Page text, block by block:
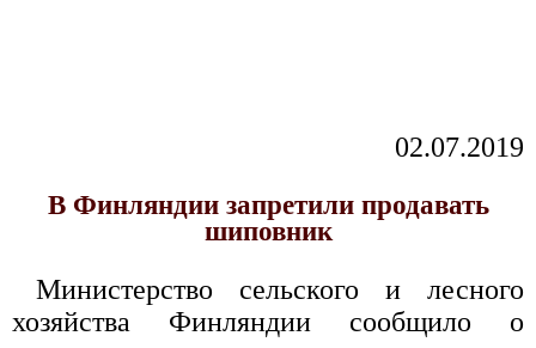
02.07.2019
В Финляндии запретили продавать
шиповник
Министерство сельского и лесного
хозяйства Финляндии сообщило о